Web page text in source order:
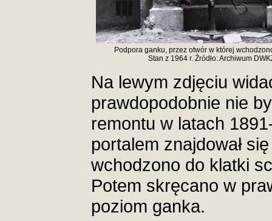
Podpora ganku, przez otwór w której
Stan z 1964 r. Źródło: Archiwum
Na lewym zdjęciu
prawdopodobnie nie
remontu w latach
portalem znajdował
wchodzono do klatki
Potem skręcano w
poziom ganka.